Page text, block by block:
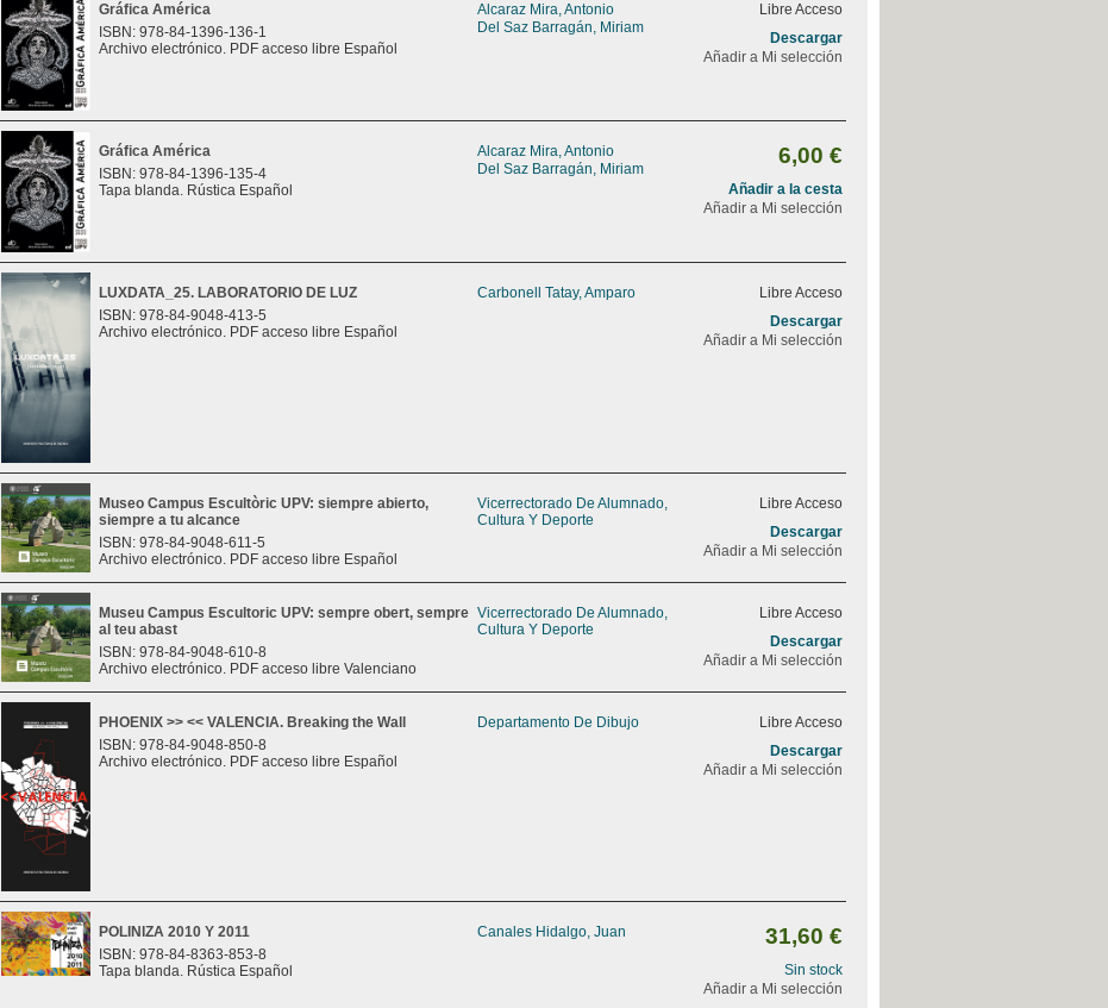
Gráfica América
ISBN: 978-84-1396-136-1
Archivo electrónico. PDF acceso libre Español
Alcaraz Mira, Antonio
Del Saz Barragán, Miriam
Libre Acceso
Descargar
Añadir a Mi selección
Gráfica América
ISBN: 978-84-1396-135-4
Tapa blanda. Rústica Español
Alcaraz Mira, Antonio
Del Saz Barragán, Miriam
6,00 €
Añadir a la cesta
Añadir a Mi selección
LUXDATA_25. LABORATORIO DE LUZ
ISBN: 978-84-9048-413-5
Archivo electrónico. PDF acceso libre Español
Carbonell Tatay, Amparo
Libre Acceso
Descargar
Añadir a Mi selección
Museo Campus Escultòric UPV: siempre abierto,
siempre a tu alcance
ISBN: 978-84-9048-611-5
Archivo electrónico. PDF acceso libre Español
Vicerrectorado De Alumnado,
Cultura Y Deporte
Libre Acceso
Descargar
Añadir a Mi selección
Museu Campus Escultoric UPV: sempre obert, sempre
al teu abast
ISBN: 978-84-9048-610-8
Archivo electrónico. PDF acceso libre Valenciano
Vicerrectorado De Alumnado,
Cultura Y Deporte
Libre Acceso
Descargar
Añadir a Mi selección
PHOENIX >> << VALENCIA. Breaking the Wall
ISBN: 978-84-9048-850-8
Archivo electrónico. PDF acceso libre Español
Departamento De Dibujo
Libre Acceso
Descargar
Añadir a Mi selección
POLINIZA 2010 Y 2011
ISBN: 978-84-8363-853-8
Tapa blanda. Rústica Español
Canales Hidalgo, Juan 31,60 €
Sin stock
Añadir a Mi selección